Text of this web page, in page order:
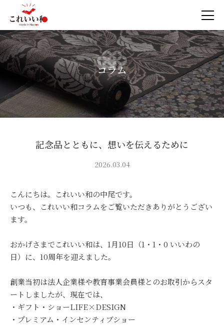
コラム
記念品とともに、想いを伝えるために
2026.03.04
こんにちは。これいい和の中尾です。
いつも、これいい和コラムをご覧いただきありがとうござい
ます。
おかげさまでこれいい和は、1月10日（1・1・0 いいわの
日）に、10周年を迎えました。
創業当初は法人企業様や教育事業会員様とのお取引からスタ
ートしましたが、現在では、
・ギフト・ショーLIFE×DESIGN
・プレミアム・インセンティブショー